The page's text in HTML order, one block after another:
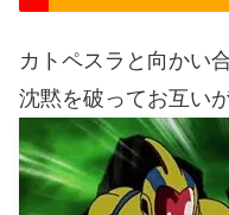
カトペスラと向かい
沈黙を破ってお互い